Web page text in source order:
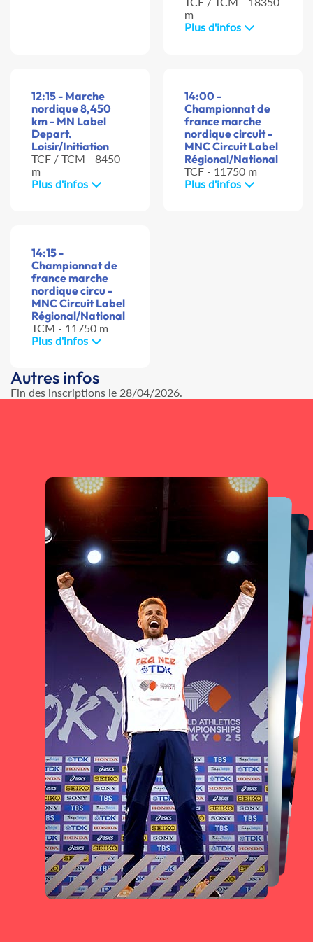
m
Plus d'infos
12:15 - Marche
nordique 8,450
km - MN Label
Depart.
Loisir/Initiation
TCF / TCM - 8450
m
Plus d'infos
14:00 -
Championnat de
france marche
nordique circuit -
MNC Circuit Label
Régional/National
TCF - 11750 m
Plus d'infos
14:15 -
Championnat de
france marche
nordique circu -
MNC Circuit Label
Régional/National
TCM - 11750 m
Plus d'infos
Autres infos
Fin des inscriptions le 28/04/2026.